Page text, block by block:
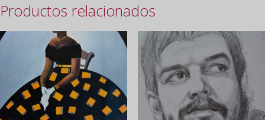
Productos relacionados